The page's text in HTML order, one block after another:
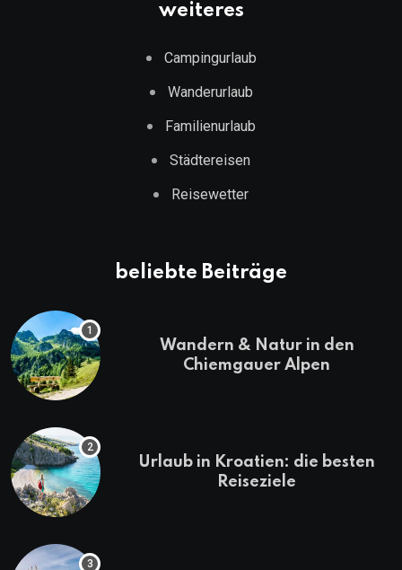
weiteres
Campingurlaub
Wanderurlaub
Familienurlaub
Städtereisen
Reisewetter
beliebte Beiträge
Wandern & Natur in den
Chiemgauer Alpen
Urlaub in Kroatien: die besten
Reiseziele